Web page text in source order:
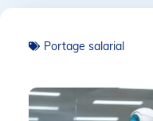
Portage salarial